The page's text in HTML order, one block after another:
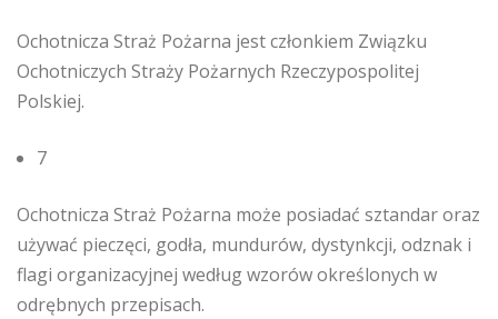
Ochotnicza Straż Pożarna jest członkiem Związku
Ochotniczych Straży Pożarnych Rzeczypospolitej
Polskiej.
7
Ochotnicza Straż Pożarna może posiadać sztandar oraz
używać pieczęci, godła, mundurów, dystynkcji, odznak i
flagi organizacyjnej według wzorów określonych w
odrębnych przepisach.